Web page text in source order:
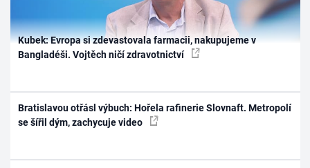
Kubek: Evropa si zdevastovala farmacii, nakupujeme v
Bangladéši. Vojtěch ničí zdravotnictví
Bratislavou otřásl výbuch: Hořela rafinerie Slovnaft. Metropolí
se šířil dým, zachycuje video